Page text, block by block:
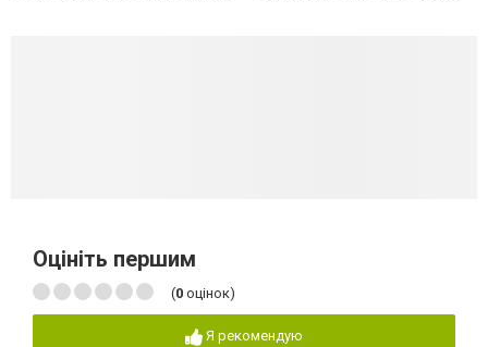
Оцініть першим
(0 оцінок)
Я рекомендую